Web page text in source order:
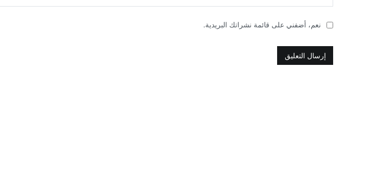
نعم، أضفني على قائمة نشراتك البريدية.